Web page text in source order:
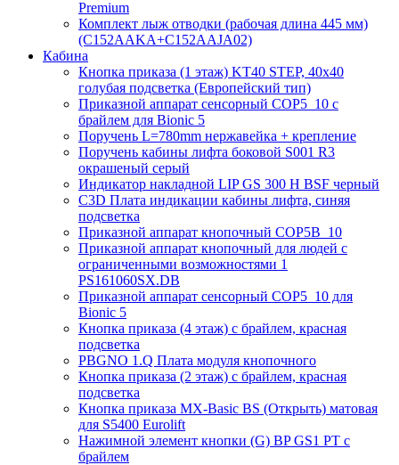
Premium
Комплект лыж отводки (рабочая длина 445 мм)
(C152AAKA+C152AAJA02)
Кабина
Кнопка приказа (1 этаж) KT40 STEP, 40х40
голубая подсветка (Европейский тип)
Приказной аппарат сенсорный COP5_10 с
брайлем для Bionic 5
Поручень L=780mm нержавейка + крепление
Поручень кабины лифта боковой S001 R3
окрашеный серый
Индикатор накладной LIP GS 300 H BSF черный
C3D Плата индикации кабины лифта, синяя
подсветка
Приказной аппарат кнопочный COP5B_10
Приказной аппарат кнопочный для людей с
ограниченными возможностями 1
PS161060SX.DB
Приказной аппарат сенсорный COP5_10 для
Bionic 5
Кнопка приказа (4 этаж) с брайлем, красная
подсветка
PBGNO 1.Q Плата модуля кнопочного
Кнопка приказа (2 этаж) с брайлем, красная
подсветка
Кнопка приказа MX-Basic BS (Открыть) матовая
для S5400 Eurolift
Нажимной элемент кнопки (G) BP GS1 PT с
брайлем